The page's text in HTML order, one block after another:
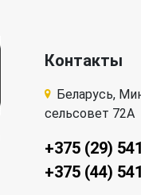
Контакты
Беларусь,
сельсовет 72А
+375 (29)
+375 (44)